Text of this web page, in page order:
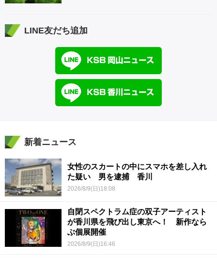
LINE友だち追加
新着ニュース
女性のスカートの中にスマホを差し入れ
た疑い 男を逮捕 香川
2026/8/9(日)18:08
自閉スペクトラム症の双子アーティスト
が香川県を飛び出し東京へ！ 新作なら
ぶ個展開催
2026/8/9(日)16:46